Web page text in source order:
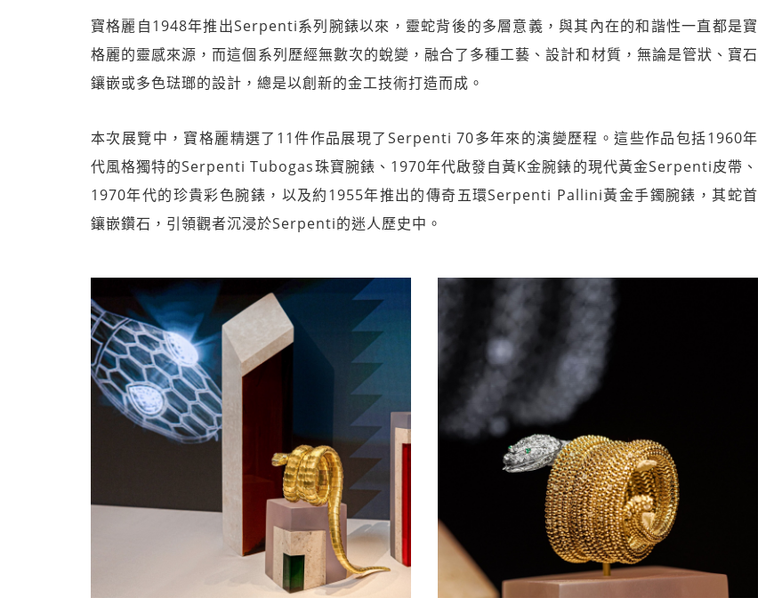
寶格麗自1948年推出Serpenti系列腕錶以來，靈蛇背後的多層意義，與其內在的和諧性一直都是寶
格麗的靈感來源，而這個系列歷經無數次的蛻變，融合了多種工藝、設計和材質，無論是管狀、寶石
鑲嵌或多色琺瑯的設計，總是以創新的金工技術打造而成。
本次展覽中，寶格麗精選了11件作品展現了Serpenti 70多年來的演變歷程。這些作品包括1960年
代風格獨特的Serpenti Tubogas珠寶腕錶、1970年代啟發自黃K金腕錶的現代黃金Serpenti皮帶、
1970年代的珍貴彩色腕錶，以及約1955年推出的傳奇五環Serpenti Pallini黃金手鐲腕錶，其蛇首
鑲嵌鑽石，引領觀者沉浸於Serpenti的迷人歷史中。